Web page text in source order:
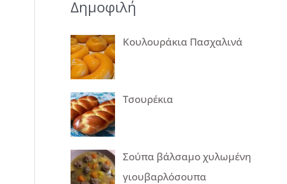
Δημοφιλή
Κουλουράκια Πασχαλινά
Τσουρέκια
Σούπα βάλσαμο χυλωμένη
γιουβαρλόσουπα